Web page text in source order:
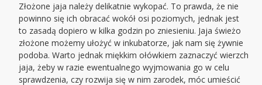
Złożone jaja należy delikatnie wykopać. To prawda, że nie
powinno się ich obracać wokół osi poziomych, jednak jest
to zasadą dopiero w kilka godzin po zniesieniu. Jaja świeżo
złożone możemy ułożyć w inkubatorze, jak nam się żywnie
podoba. Warto jednak miękkim ołówkiem zaznaczyć wierzch
jaja, żeby w razie ewentualnego wyjmowania go w celu
sprawdzenia, czy rozwija się w nim zarodek, móc umieścić